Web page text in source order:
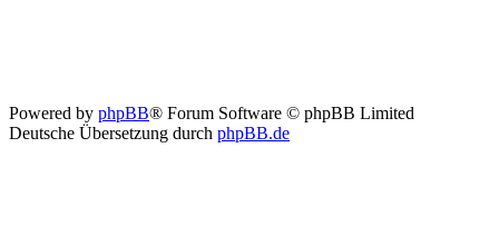
Powered by phpBB® Forum Software © phpBB Limited
Deutsche Übersetzung durch phpBB.de